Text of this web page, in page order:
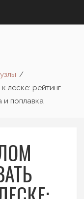
леске: рейтинг
и поплавка